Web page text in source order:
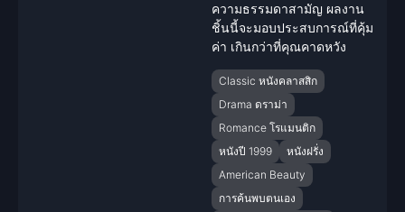
ความธรรมดาสามัญ ผลงาน
ชิ้นนี้จะมอบประสบการณ์ที่คุ้ม
ค่า เกินกว่าที่คุณคาดหวัง
Classic หนังคลาสสิก
Drama ดราม่า
Romance โรแมนติก
หนังปี 1999
หนังฝรั่ง
American Beauty
การค้นพบตนเอง